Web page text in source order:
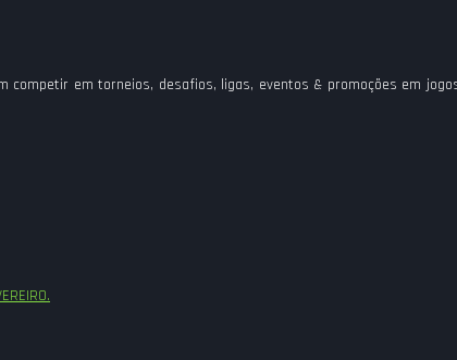
em torneios, desafios, ligas, eventos & promoções em